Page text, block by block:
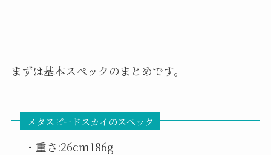
まずは基本スペックのまとめです。
メタスピードスカイのスペック
・重さ:26cm186g